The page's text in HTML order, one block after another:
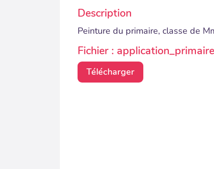
Description
Peinture du primaire, classe de
Fichier :
Télécharger